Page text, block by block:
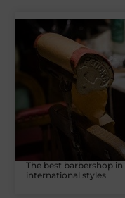
The best barbershop
international styles